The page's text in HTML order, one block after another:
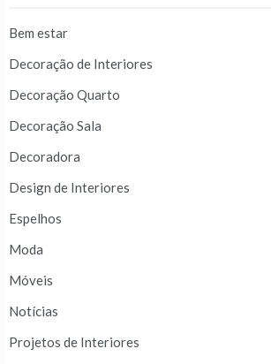
Bem estar
Decoração de Interiores
Decoração Quarto
Decoração Sala
Decoradora
Design de Interiores
Espelhos
Moda
Móveis
Notícias
Projetos de Interiores